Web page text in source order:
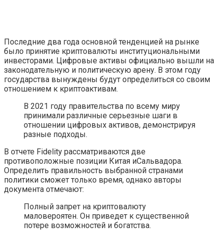
Последние два года основной тенденцией на рынке
было принятие криптовалюты институциональными
инвесторами. Цифровые активы официально вышли на
законодательную и политическую арену. В этом году
государства вынуждены будут определиться со своим
отношением к криптоактивам.
В 2021 году правительства по всему миру
принимали различные серьезные шаги в
отношении цифровых активов, демонстрируя
разные подходы.
В отчете Fidelity рассматриваются две
противоположные позиции Китая иСальвадора.
Определить правильность выбранной странами
политики сможет только время, однако авторы
документа отмечают:
Полный запрет на криптовалюту
маловероятен. Он приведет к существенной
потере возможностей и богатства.